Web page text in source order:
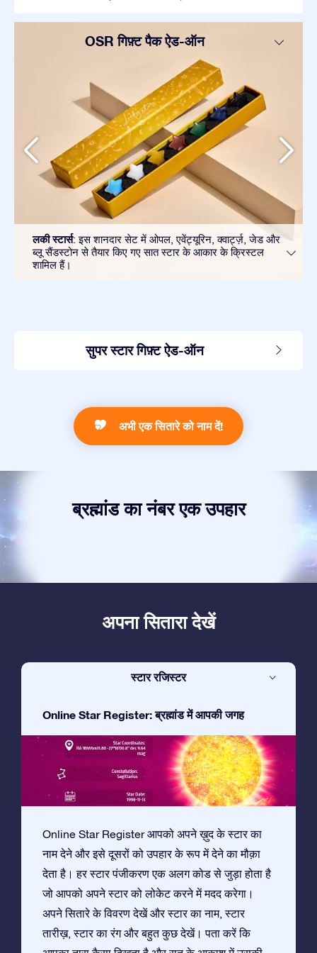
OSR गिफ़्ट पैक ऐड-ऑन
लकी स्टार्स: इस शानदार सेट में ओपल, एवेंट्यूरिन, क्वार्ट्ज़, जेड और
ब्लू सैंडस्टोन से तैयार किए गए सात स्टार के आकार के क्रिस्टल
शामिल हैं।
सुपर स्टार गिफ़्ट ऐड-ऑन
अभी एक सितारे को नाम दें!
ब्रह्मांड का नंबर एक उपहार
अपना सितारा देखें
स्टार रजिस्टर
Online Star Register: ब्रह्मांड में आपकी जगह
Online Star Register आपको अपने ख़ुद के स्टार का
नाम देने और इसे दूसरों को उपहार के रूप में देने का मौक़ा
देता है। हर स्टार पंजीकरण एक अलग कोड से जुड़ा होता है
जो आपको अपने स्टार को लोकेट करने में मदद करेगा।
अपने सितारे के विवरण देखें और स्टार का नाम, स्टार
तारीख़, स्टार का रंग और बहुत कुछ देखें। पता करें कि